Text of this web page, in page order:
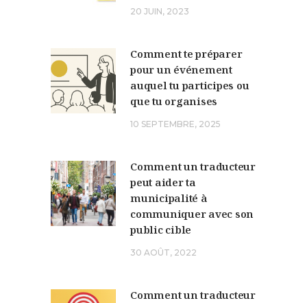
20 JUIN, 2023
Comment te préparer
pour un événement
auquel tu participes ou
que tu organises
10 SEPTEMBRE, 2025
Comment un traducteur
peut aider ta
municipalité à
communiquer avec son
public cible
30 AOÛT, 2022
Comment un traducteur